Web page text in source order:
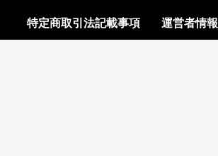
特定商取引法記載事項 運営者情報